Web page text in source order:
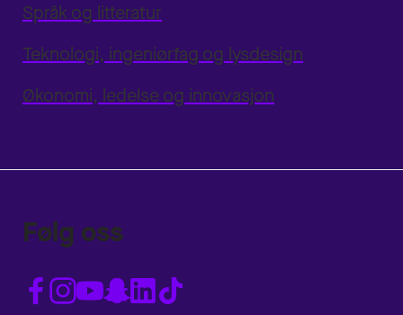
Språk og litteratur
Teknologi, ingeniørfag og lysdesign
Økonomi, ledelse og innovasjon
Følg oss